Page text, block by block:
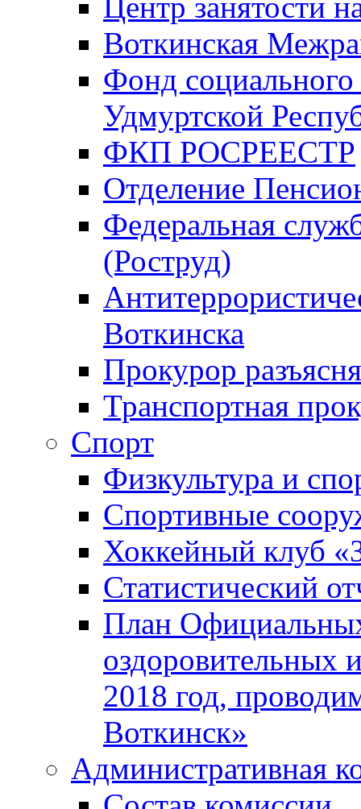
Воткинская
Фонд
Удмуртской
ФКП РОСРЕЕСТР
Отделение
Федеральная
(Роструд)
Воткинска
Прокурор
Транспортная
Спорт
Физкультура и
Спортивные
Хоккейный клуб
Статистический
План
оздоровительных
2018 год,
Воткинск»
Административная